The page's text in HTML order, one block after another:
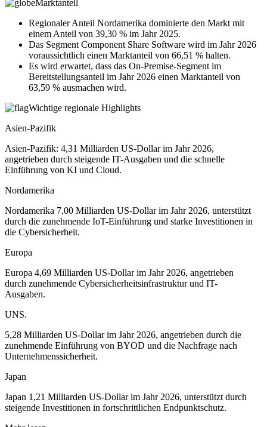
Marktanteil
Regionaler Anteil Nordamerika dominierte den Markt mit
einem Anteil von 39,30 % im Jahr 2025.
Das Segment Component Share Software wird im Jahr 2026
voraussichtlich einen Marktanteil von 66,51 % halten.
Es wird erwartet, dass das On-Premise-Segment im
Bereitstellungsanteil im Jahr 2026 einen Marktanteil von
63,59 % ausmachen wird.
Wichtige regionale Highlights
Asien-Pazifik
Asien-Pazifik: 4,31 Milliarden US-Dollar im Jahr 2026,
angetrieben durch steigende IT-Ausgaben und die schnelle
Einführung von KI und Cloud.
Nordamerika
Nordamerika 7,00 Milliarden US-Dollar im Jahr 2026, unterstützt
durch die zunehmende IoT-Einführung und starke Investitionen in
die Cybersicherheit.
Europa
Europa 4,69 Milliarden US-Dollar im Jahr 2026, angetrieben
durch zunehmende Cybersicherheitsinfrastruktur und IT-
Ausgaben.
UNS.
5,28 Milliarden US-Dollar im Jahr 2026, angetrieben durch die
zunehmende Einführung von BYOD und die Nachfrage nach
Unternehmenssicherheit.
Japan
Japan 1,21 Milliarden US-Dollar im Jahr 2026, unterstützt durch
steigende Investitionen in fortschrittlichen Endpunktschutz.